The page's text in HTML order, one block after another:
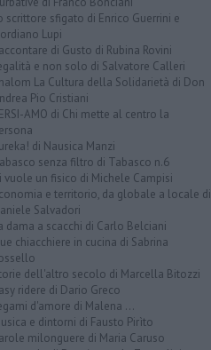
scrittore sfigato di Enrico Guerrini e
Lupi
di Gusto di Rubina Rovini
e non solo di Salvatore Calleri
La Cultura della Solidarietà di Don
Pio Cristiani
AMO di Chi mette al centro la
di Nausica Manzi
senza filtro di Tabasco n.6
vuole un fisico di Michele Campisi
e territorio, da globale a locale di
Salvadori
dama a scacchi di Carlo Belciani
chiacchiere in cucina di Sabrina
dell'altro secolo di Marcella Bitozzi
ridere di Dario Greco
d'amore di Malena ...
e dintorni di Fausto Pirìto
milonguere di Maria Caruso